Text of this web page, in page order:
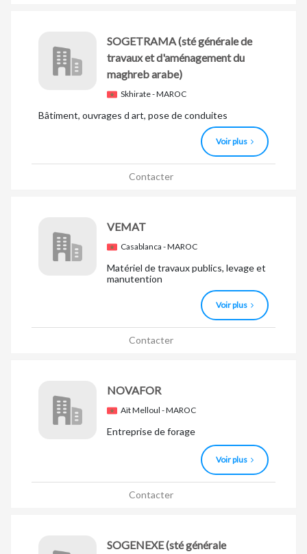
SOGETRAMA(sté générale de
travaux et d'aménagement du
maghreb arabe)
Skhirate - MAROC
Bâtiment, ouvrages d art, pose de conduites
Voir plus
Contacter
VEMAT
Casablanca - MAROC
Matériel de travaux publics, levage et
manutention
Voir plus
Contacter
NOVAFOR
Aït Melloul - MAROC
Entreprise de forage
Voir plus
Contacter
SOGENEXE(sté générale